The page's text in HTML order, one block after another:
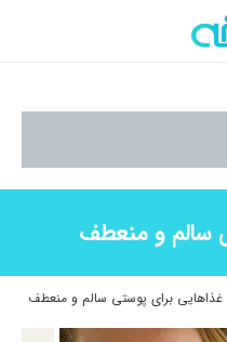
سالم و منعطف
غذاهایی برای پوستی سالم و منعطف